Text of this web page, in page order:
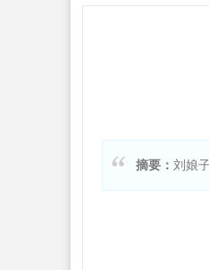
摘要： 刘娘